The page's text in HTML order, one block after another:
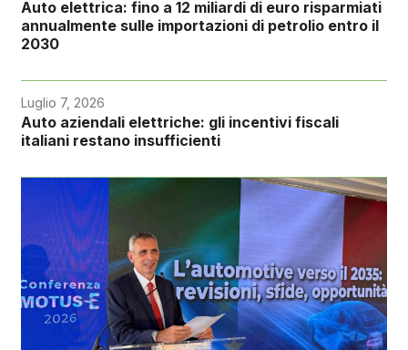
Auto elettrica: fino a 12 miliardi di euro risparmiati
annualmente sulle importazioni di petrolio entro il
2030
Luglio 7, 2026
Auto aziendali elettriche: gli incentivi fiscali
italiani restano insufficienti